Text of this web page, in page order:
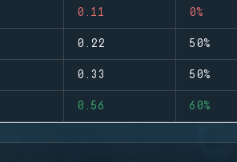
0.11 0%
0.22 50%
0.33 50%
0.56 60%